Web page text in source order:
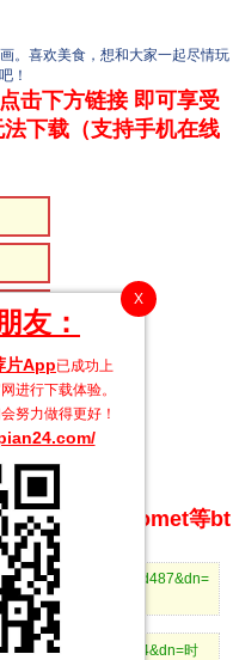
X
友：
片App已成功上
进行下载体验。
努力做得更好！
喜欢美食，想和大家一起尽情玩
！
击下方链接 即可享受
下载（支持手机在线
、BitComet等bt
时